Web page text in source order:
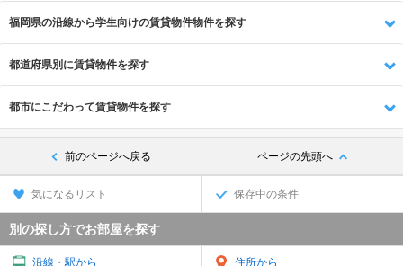
福岡県の沿線から学生向けの賃貸物件物件を探す
都道府県別に賃貸物件を探す
都市にこだわって賃貸物件を探す
前のページへ戻る ページの先頭へ
気になるリスト 保存中の条件
別の探し方でお部屋を探す
沿線・駅から 住所から